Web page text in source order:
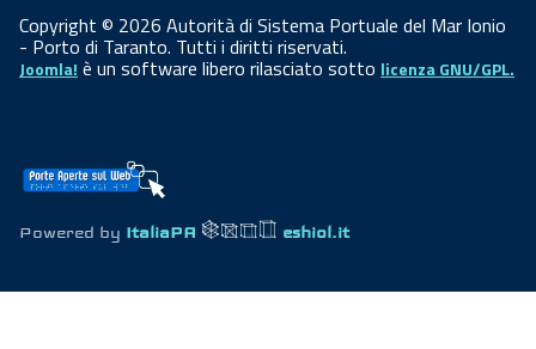
Copyright © 2026 Autorità di Sistema Portuale del Mar Ionio
- Porto di Taranto. Tutti i diritti riservati.
Joomla! è un software libero rilasciato sotto licenza GNU/GPL.
Powered by ItaliaPA eshiol.it